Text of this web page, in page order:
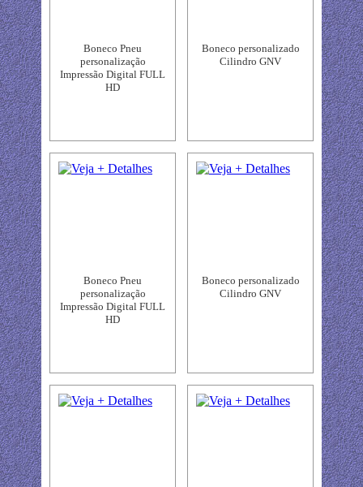
Boneco Pneu
personalização
Impressão Digital FULL
HD
Boneco personalizado
Cilindro GNV
Boneco Pneu
personalização
Impressão Digital FULL
HD
Boneco personalizado
Cilindro GNV